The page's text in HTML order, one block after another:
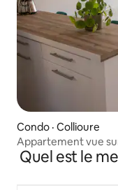
Condo · Collioure
Appartement vue
Quel est le